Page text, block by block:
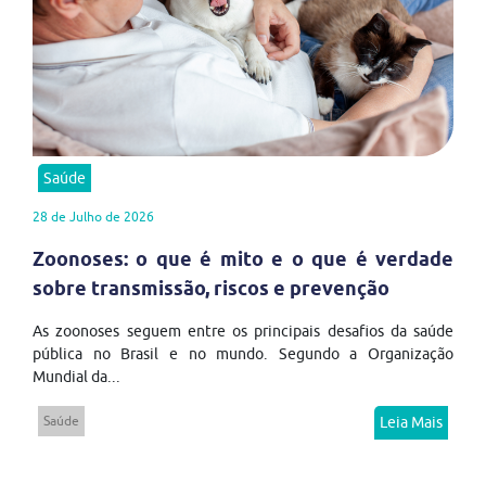
Saúde
28 de Julho de 2026
Zoonoses: o que é mito e o que é verdade
sobre transmissão, riscos e prevenção
As zoonoses seguem entre os principais desafios da saúde
pública no Brasil e no mundo. Segundo a Organização
Mundial da...
Saúde Leia Mais